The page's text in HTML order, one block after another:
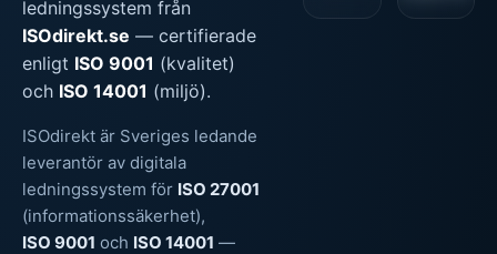
ledningssystem från
ISOdirekt.se — certifierade
enligt ISO 9001 (kvalitet)
och ISO 14001 (miljö).
ISOdirekt är Sveriges ledande
leverantör av digitala
ledningssystem för ISO 27001
(informationssäkerhet),
ISO 9001 och ISO 14001 —